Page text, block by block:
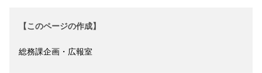
【このページの作成】
総務課企画・広報室